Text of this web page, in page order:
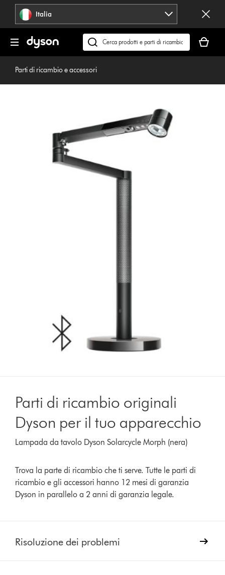
navigazione Italia
Cerca
su
dyson.it
carrello
è
Parti di ricambio e accessori
Parti di ricambio originali
Dyson per il tuo apparecchio
Lampada da tavolo Dyson Solarcycle Morph (nera)
Trova la parte di ricambio che ti serve. Tutte le parti di
ricambio e gli accessori hanno 12 mesi di garanzia
Dyson in parallelo a 2 anni di garanzia legale.
Risoluzione dei problemi